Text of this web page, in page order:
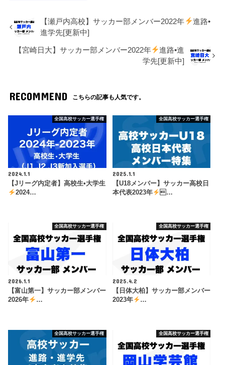
【瀬戸内高校】サッカー部メンバー2022年
進路•
進学先[更新中]
【宮崎日大】サッカー部メンバー2022年
進路•進
学先[更新中]
RECOMMEND こちらの記事も人気です。
全国高校サッカー選手権
2024.1.1
【Jリーグ内定者】高校生•大学生
2024…
全国高校サッカー選手権
2025.1.1
【U18メンバー】サッカー高校日
本代表2023年
…
全国高校サッカー選手権
2026.1.1
【富山第一】サッカー部メンバー
2026年
…
全国高校サッカー選手権
2025.4.2
【日体大柏】サッカー部メンバー
2023年
…
全国高校サッカー選手権 全国高校サッカー選手権